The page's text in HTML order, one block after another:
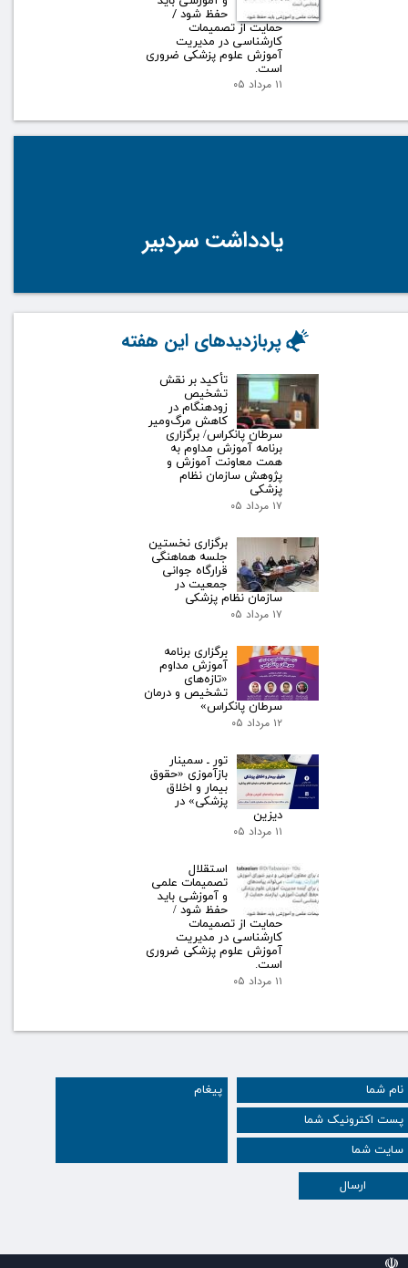
ارسال
حفظ شود /
حمایت از تصمیمات
کارشناسی در مدیریت
آموزش علوم پزشکی ضروری
است.
۱۱ مرداد ۰۵
یادداشت سردبیر
تأکید بر نقش
تشخیص
زودهنگام در
کاهش مرگ‌ومیر
سرطان پانکراس/ برگزاری
برنامه آموزش مداوم به
همت معاونت آموزش و
پژوهش سازمان نظام
پزشکی
۱۷ مرداد ۰۵
برگزاری نخستین
جلسه هماهنگی
قرارگاه جوانی
جمعیت در
سازمان نظام پزشکی
۱۷ مرداد ۰۵
برگزاری برنامه
آموزش مداوم
«تازه‌های
تشخیص و درمان
سرطان پانکراس»
۱۲ مرداد ۰۵
تور ـ سمینار
بازآموزی «حقوق
بیمار و اخلاق
پزشکی» در
دیزین
۱۱ مرداد ۰۵
استقلال
تصمیمات علمی
و آموزشی باید
حفظ شود /
حمایت از تصمیمات
کارشناسی در مدیریت
آموزش علوم پزشکی ضروری
است.
۱۱ مرداد ۰۵
پربازدیدهای این هفته